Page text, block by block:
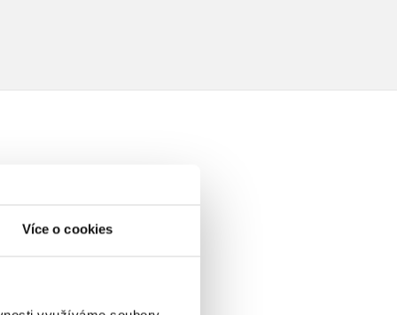
Více o cookies